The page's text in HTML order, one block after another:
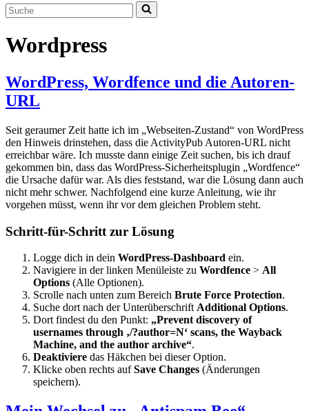
Suchen
nach …
Wordpress
WordPress, Wordfence und die Autoren-
URL
Seit geraumer Zeit hatte ich im „Webseiten-Zustand“ von WordPress
den Hinweis drinstehen, dass die ActivityPub Autoren-URL nicht
erreichbar wäre. Ich musste dann einige Zeit suchen, bis ich drauf
gekommen bin, dass das WordPress-Sicherheitsplugin „Wordfence“
die Ursache dafür war. Als dies feststand, war die Lösung dann auch
nicht mehr schwer. Nachfolgend eine kurze Anleitung, wie ihr
vorgehen müsst, wenn ihr vor dem gleichen Problem steht.
Schritt-für-Schritt zur Lösung
Logge dich in dein WordPress-Dashboard ein.
Navigiere in der linken Menüleiste zu Wordfence > All
Options (Alle Optionen).
Scrolle nach unten zum Bereich Brute Force Protection.
Suche dort nach der Unterüberschrift Additional Options.
Dort findest du den Punkt: „Prevent discovery of
usernames through ‚/?author=N‘ scans, the Wayback
Machine, and the author archive“.
Deaktiviere das Häkchen bei dieser Option.
Klicke oben rechts aufSave Changes (Änderungen
speichern).